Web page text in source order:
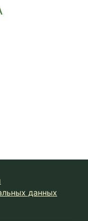
данных